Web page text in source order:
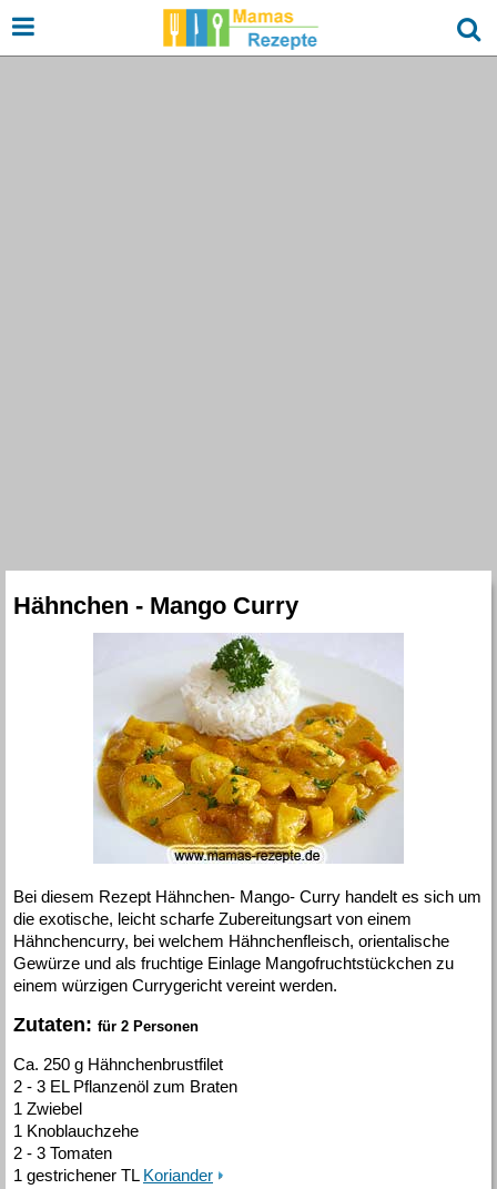
Hähnchen - Mango Curry
Bei diesem Rezept Hähnchen- Mango- Curry handelt es sich um
die exotische, leicht scharfe Zubereitungsart von einem
Hähnchencurry, bei welchem Hähnchenfleisch, orientalische
Gewürze und als fruchtige Einlage Mangofruchtstückchen zu
einem würzigen Currygericht vereint werden.
Zutaten: für 2 Personen
Ca. 250 g Hähnchenbrustfilet
2 - 3 EL Pflanzenöl zum Braten
1 Zwiebel
1 Knoblauchzehe
2 - 3 Tomaten
1 gestrichener TL Koriander